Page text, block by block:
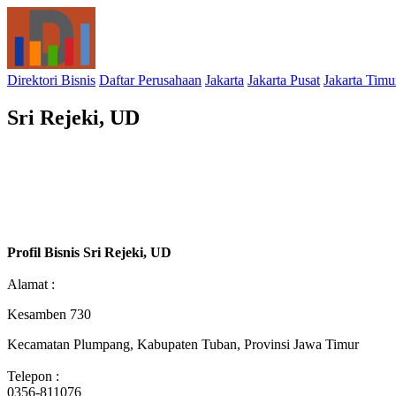
Direktori Bisnis Daftar Perusahaan Jakarta Jakarta Pusat Jakarta
Sri Rejeki, UD
Profil Bisnis Sri Rejeki, UD
Alamat :
Kesamben 730
Kecamatan Plumpang, Kabupaten Tuban, Provinsi Jawa Timur
Telepon :
0356-811076